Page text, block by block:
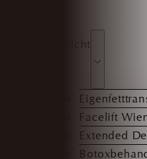
Gesicht
Facelift
Extended